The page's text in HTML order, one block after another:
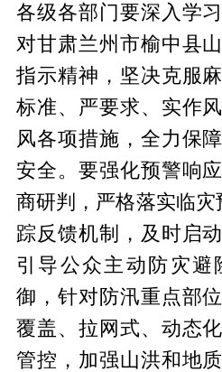
各级各部门要深入学
对甘肃兰州市榆中县
指示精神，坚决克服
标准、严要求、实作
风各项措施，全力保
安全。要强化预警响
商研判，严格落实临灾
踪反馈机制，及时启
引导公众主动防灾避
御，针对防汛重点部
覆盖、拉网式、动态
管控，加强山洪和地